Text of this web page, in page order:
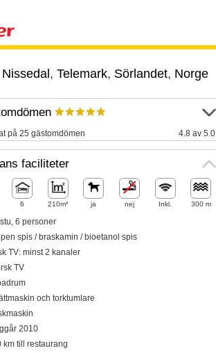
Nissedal , Telemark, Sörlandet, Norge
på 25 gästomdömen 4.8 av 5.0
faciliteter
6 210m² ja nej Inkl. 300 m
6 personer
spis / braskamin / bioetanol spis
TV: minst 2 kanaler
TV
och torktumlare
2010
km till restaurang